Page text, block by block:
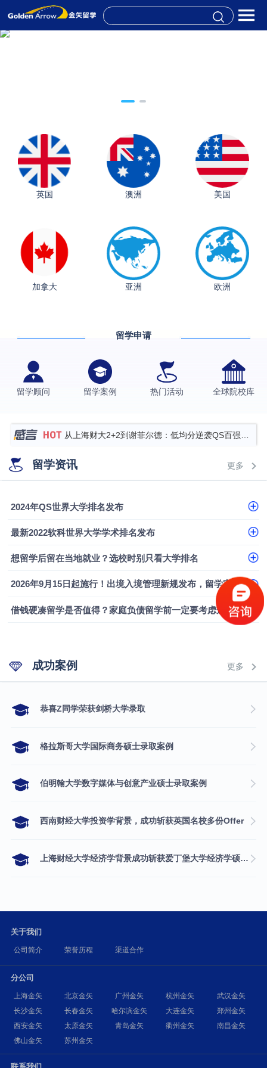
英国 澳洲 美国
加拿大 亚洲 欧洲
留学申请
留学顾问 留学案例 热门活动 全球院校库
从上海财大2+2到谢菲尔德：低均分逆袭QS百强金
融会计硕士实录
​恭喜Z同学荣获剑桥大学录取
格拉斯哥大学国际商务硕士录取案例
硕士录取
数学背景的他，靠“供应链”故事敲开哥大、宾大之门
专科逆袭伦敦大学学院UCL录取案例解析
从上海财大2+2到谢菲尔德：低均分逆袭QS百强金
融会计硕士实录
从上海财大2+2到谢菲尔德：低均分逆袭QS百强金
融会计硕士实录
​恭喜Z同学荣获剑桥大学录取
留学资讯 更多
2024年QS世界大学排名发布
最新2022软科世界大学学术排名发布
想留学后留在当地就业？选校时别只看大学排名
2026年9月15日起施行！出境入境管理新规发布，留学家庭需要关注什么？
借钱硬凑留学是否值得？家庭负债留学前一定要考虑这几个问题
成功案例 更多
​恭喜Z同学荣获剑桥大学录取
格拉斯哥大学国际商务硕士录取案例
伯明翰大学数字媒体与创意产业硕士录取案例
西南财经大学投资学背景，成功斩获英国名校多份Offer
上海财经大学经济学背景成功斩获爱丁堡大学经济学硕士录取
关于我们
公司简介 荣誉历程 渠道合作
分公司
上海金矢 北京金矢 广州金矢 杭州金矢
武汉金矢
长沙金矢
长春金矢 哈尔滨金矢 大连金矢
郑州金矢
西安金矢
太原金矢 青岛金矢 衢州金矢
南昌金矢
佛山金矢
苏州金矢